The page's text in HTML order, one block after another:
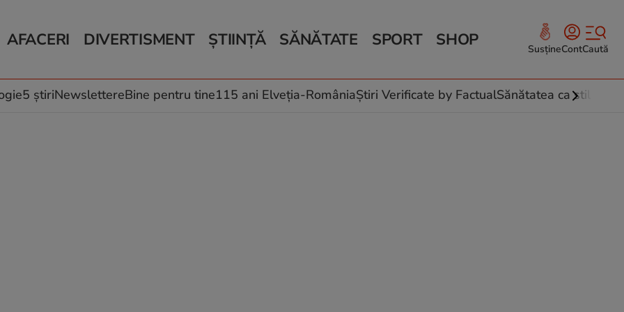
AFACERI
Auto
Locuri de muncă
DIVERTISMENT
Horoscop
Muzică și Filme
ȘTIINȚĂ
Schimbări climatice
SĂNĂTATE
Relații
Rețete culinare
SPORT SHOP SusțineContCaută
5 știriNewslettereBine pentru tine115 ani Elveția-RomâniaȘtiri Verificate by FactualSănătatea ca stil de